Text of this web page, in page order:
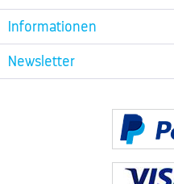
Informationen
Newsletter